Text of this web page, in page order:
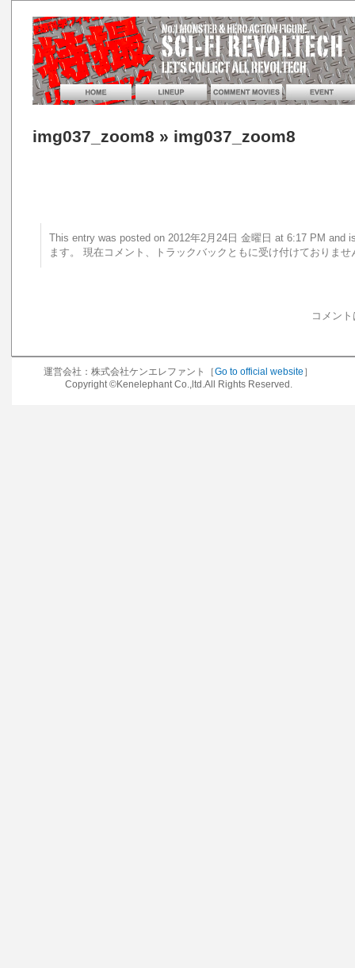
img037_zoom8 » img037_zoom8
This entry was posted on 2012年2月24日 金曜日 at 6:17 PM
ます。 現在コメント、トラックバックともに受け付けておりませ
コメン
運営会社：株式会社ケンエレファント［Go to official website ］
Copyright ©Kenelephant Co.,ltd.All Rights Reserved.